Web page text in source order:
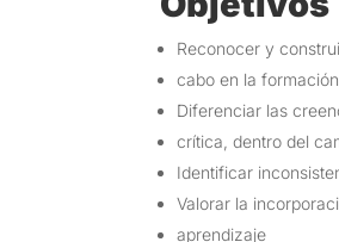
Reconocer y
cabo en la
Diferenciar las
crítica, dentro del
Identificar
Valorar la
aprendizaje